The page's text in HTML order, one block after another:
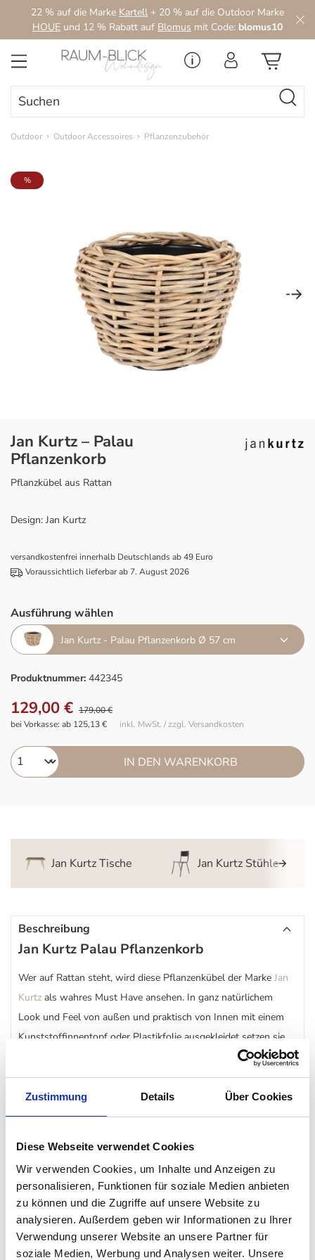
Zustimmung Details Über Cookies
Diese Webseite verwendet Cookies
Wir verwenden Cookies, um Inhalte und Anzeigen zu
personalisieren, Funktionen für soziale Medien anbieten
zu können und die Zugriffe auf unsere Website zu
analysieren. Außerdem geben wir Informationen zu Ihrer
Verwendung unserer Website an unsere Partner für
soziale Medien, Werbung und Analysen weiter. Unsere
Zum Hauptinhalt springen
22 % auf die Marke Kartell + 20 % auf die Outdoor Marke
HOUE und 12 % Rabatt auf Blomus mit Code: blomus10
Outdoor Outdoor Accessoires Pflanzenzubehör
Bildergalerie überspringen
%
Jan Kurtz – Palau
Pflanzenkorb
Pflanzkübel aus Rattan
Design: Jan Kurtz
versandkostenfrei innerhalb Deutschlands ab 49 Euro
Voraussichtlich lieferbar ab 7. August 2026
Ausführung wählen
Jan Kurtz - Palau Pflanzenkorb Ø 57 cm
Produktnummer: 442345
129,00 € 179,00 €
inkl. MwSt. / zzgl. Versandkosten
bei Vorkasse: ab 125,13 €
IN DEN WARENKORB
Jan Kurtz Tische Jan Kurtz Stühle
Beschreibung
Jan Kurtz Palau Pflanzenkorb
Wer auf Rattan steht, wird diese Pflanzenkübel der Marke Jan
Kurtz als wahres Must Have ansehen. In ganz natürlichem
Look und Feel von außen und praktisch von Innen mit einem
Kunststoffinnentopf oder Plastikfolie ausgekleidet setzen sie
jede Kübelpflanze im Außenbereich gekonnt in Szene. Ob ein
kleiner Baum, ein Strauch oder ein kleines Blumenmeer - der
Planzenkorbbietet jeder Pflanze ein angemessenes Zuhause
und ergänzt beispielsweise jeden Außenbereich im
überflüssige Gießwasser sich nicht aufstaut und zu Fäulnis
führt, ist das Innenleben mit praktischen Ablauflöchern (außer
Ø 40 cm) versehen.
Besonderheit